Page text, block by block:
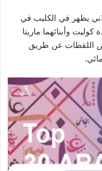
يظهر في الكليب في
وأبنائهما ماريتا
اللقطات عن طريق